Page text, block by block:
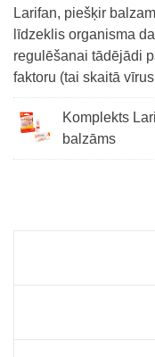
Larifan, piešķir
līdzeklis organisma
regulēšanai tādējādi
faktoru (tai skaitā
Komplekts
balzāms